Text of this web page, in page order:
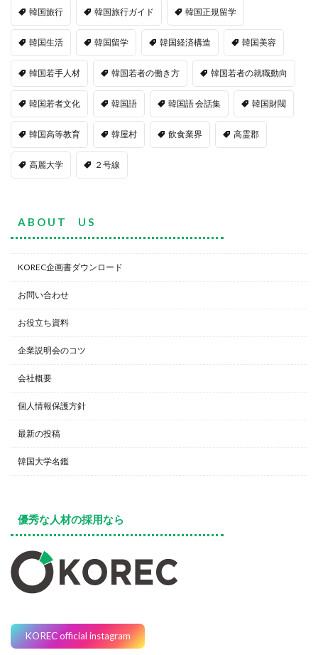
韓国旅行 韓国旅行ガイド 韓国正規留学
韓国生活 韓国留学 韓国経済構造 韓国美容
韓国若手人材 韓国若者の働き方 韓国若者の就職動向
韓国若者文化 韓国語 韓国語 会話集 韓国財閥
韓国高等教育 韓屋村 飲食業界 高霊郡
高麗大学 ２号線
A B O U T U S
KOREC企画書ダウンロード
お問い合わせ
お役立ち資料
企業説明会のコツ
会社概要
個人情報保護方針
最新の投稿
韓国大学名鑑
優秀な人材の採用なら
KOREC official instagram